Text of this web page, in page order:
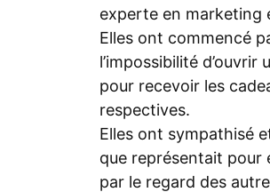
experte en marketing
Elles ont commencé
l’impossibilité d’ouvrir
pour recevoir les
respectives.
Elles ont sympathisé
que représentait pour
par le regard des